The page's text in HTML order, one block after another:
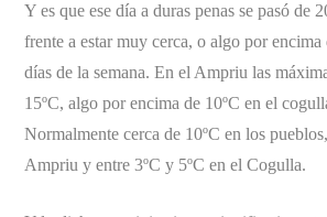
Y es que ese día a duras penas se pasó de
frente a estar muy cerca, o algo por encima
días de la semana. En el Ampriu las
15ºC, algo por encima de 10ºC en el
Normalmente cerca de 10ºC en los
Ampriu y entre 3ºC y 5ºC en el Cogulla.